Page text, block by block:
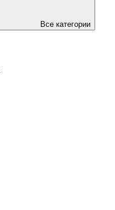
Все категории